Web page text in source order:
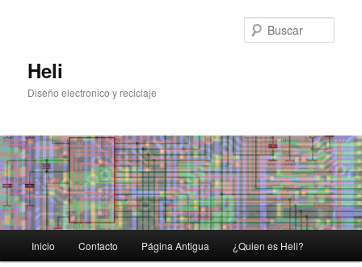
Heli
Diseño electronico y reciclaje
principal
Inicio Contacto Página Antigua ¿Quien es Heli?